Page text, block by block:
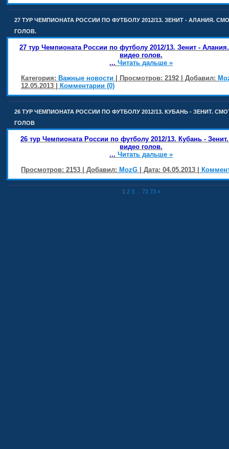
27 ТУР ЧЕМПИОНАТА РОССИИ ПО ФУТБОЛУ 2012/13. ЗЕНИТ - АЛАНИЯ.
ГОЛОВ.
27 тур Чемпионата России по футболу 2012/13. Зенит -
видео голов.
... Читать дальше »
Категория: Важные новости | Просмотров: 2192 | Добавил:
12.05.2013
Комментарии (0)
26 ТУР ЧЕМПИОНАТА РОССИИ ПО ФУТБОЛУ 2012/13. КУБАНЬ - ЗЕНИТ.
ГОЛОВ
26 тур Чемпионата России по футболу 2012/13. Кубань -
видео голов.
... Читать дальше »
Просмотров: 2153 | Добавил: MozG | Дата: 04.05.2013
1 2 3 72 73 »